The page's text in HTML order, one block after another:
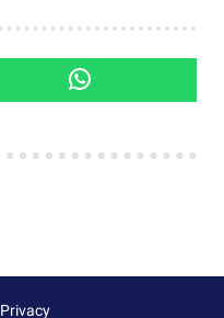
Privacy